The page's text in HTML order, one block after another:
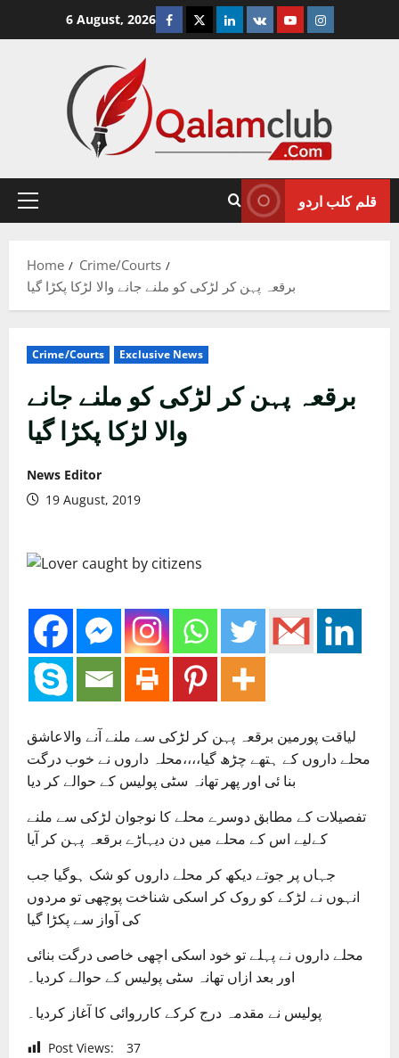
6 August, 2026 Facebook
TwitterLinkedin
VK YoutubeInstagram
Primary
قلم کلب اردو
Home
Crime/Courts
برقعہ پہن کر لڑکی کو ملنے جانے والا لڑکا پکڑا گیا
Crime/Courts Exclusive News
برقعہ پہن کر لڑکی کو ملنے جانے
والا لڑکا پکڑا گیا
News Editor
19 August, 2019
لیاقت پورمین برقعہ پہن کر لڑکی سے ملنے آنے والاعاشق
محلے داروں کے ہتھے چڑھ گیا،،،،محلہ داروں نے خوب درگت
بنا ئی اور پھر تھانہ سٹی پولیس کے حوالے کر دیا
تفصیلات کے مطابق دوسرے محلے کا نوجوان لڑکی سے ملنے
کےلیے اس کے محلے میں دن دیہاڑے برقعہ پہن کر آیا
جہاں پر جوتے دیکھ کر محلے داروں کو شک ہوگیا جب
انہوں نے لڑکے کو روک کر اسکی شناخت پوچھی تو مردوں
کی آواز سے پکڑا گیا
محلے داروں نے پہلے تو خود اسکی اچھی خاصی درگت بنائی
اور بعد ازاں تھانہ سٹی پولیس کے حوالے کردیا۔
پولیس نے مقدمہ درج کرکے کارروائی کا آغاز کردیا۔
Post Views: 37